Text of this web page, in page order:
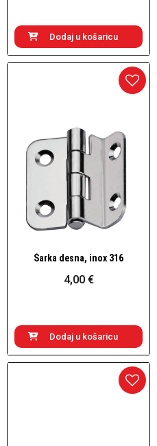
Dodaj u košaricu
Brzi pogled
Šarka desna, inox 316
4,00 €
Dodaj u košaricu